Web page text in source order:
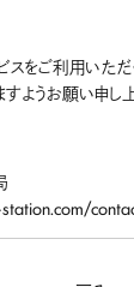
スをご利用いた
ようお願い申し